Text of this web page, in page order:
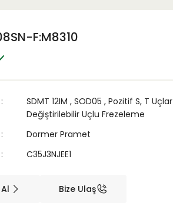
F:M8310
SDMT 12IM , SOD05 , Pozitif S, T Uçlar
Değiştirilebilir Uçlu Frezeleme
Dormer Pramet
C35J3NJEE1
Bize Ulaş